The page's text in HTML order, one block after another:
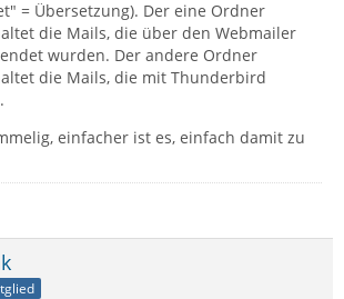
= Übersetzung). Der eine Ordner
die Mails, die über den Webmailer
wurden. Der andere Ordner
die Mails, die mit Thunderbird
einfacher ist es, einfach damit zu